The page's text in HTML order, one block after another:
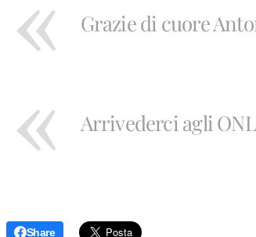
Grazie di cuore
Arrivederci agli
Share